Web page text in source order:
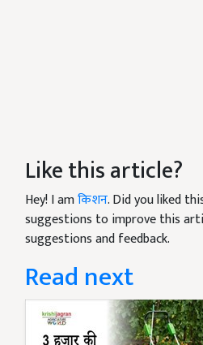
Like this article?
Hey! I amकिशन. Did you liked
suggestions to improve this
suggestions and feedback.
Read next